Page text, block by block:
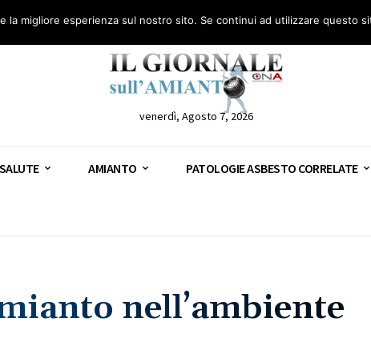
– AGN Consulenza legale gratuita: civile, penale e lavoro Segnala – AGN
venerdì, Agosto 7, 2026
AMIANTO PATOLOGIE ASBESTO CORRELATE
nell’ambiente
la migliore esperienza sul nostro sito. Se continui ad utilizzare questo